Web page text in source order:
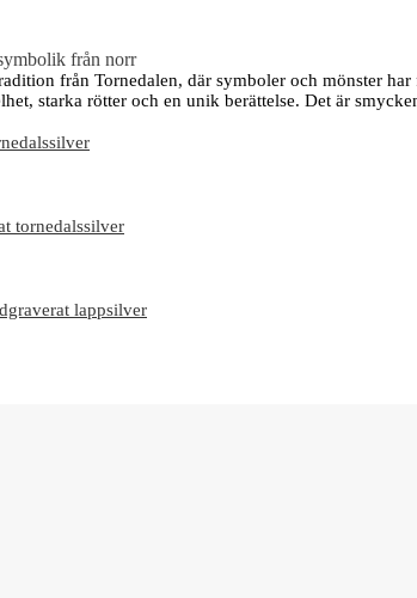
från norr
från Tornedalen, där symboler och mönster
starka rötter och en unik berättelse. Det är